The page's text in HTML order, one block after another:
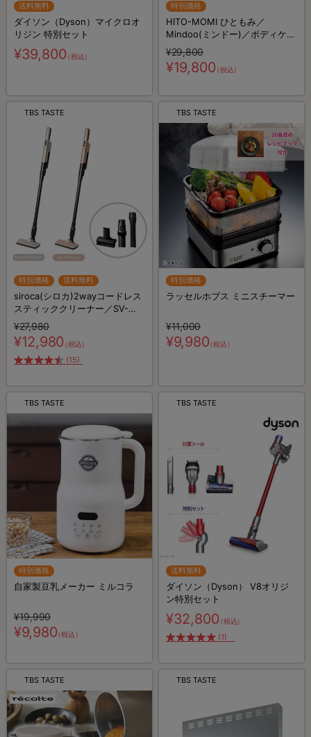
送料無料
ダイソン（Dyson）マイクロオ
リジン 特別セット
¥39,800（税込）
特別価格
HITO-MOMI ひともみ／
Mindoo(ミンドー)／ボディケア
／ハンズフリー
¥29,800
¥19,800（税込）
TBS TASTE
特別価格 送料無料
siroca(シロカ)2wayコードレス
スティッククリーナー／SV-
S281
¥27,980
¥12,980（税込）
(15)
TBS TASTE
特別価格
ラッセルホブス ミニスチーマー
¥11,000
¥9,980（税込）
TBS TASTE
特別価格
自家製豆乳メーカー ミルコラ
¥19,990
¥9,980（税込）
TBS TASTE
送料無料
ダイソン（Dyson） V8オリジ
ン特別セット
¥32,800（税込）
(1)
TBS TASTE TBS TASTE